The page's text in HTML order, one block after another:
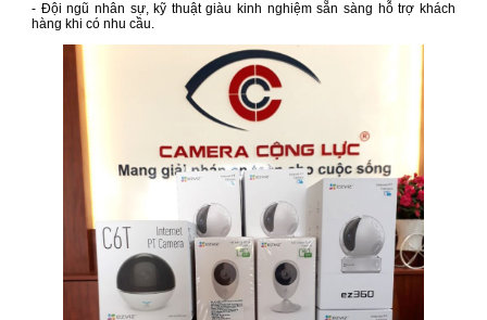
- Đội ngũ nhân sự, kỹ thuật giàu kinh nghiệm sẵn sàng hỗ trợ khách
hàng khi có nhu cầu.